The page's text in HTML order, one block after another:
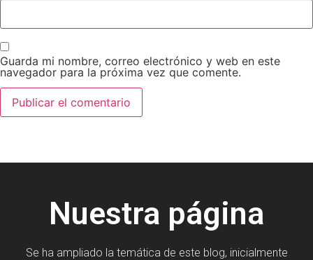
Guarda mi nombre, correo electrónico y web en este
navegador para la próxima vez que comente.
Nuestra página
Se ha ampliado la temática de este blog, inicialmente